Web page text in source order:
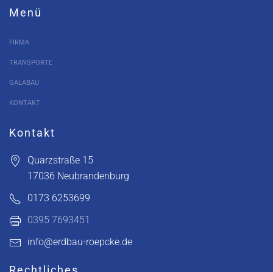
Menü
FIRMA
TRANSPORTE
GALABAU
KONTAKT
Kontakt
Quarzstraße 15
17036 Neubrandenburg
0173 6253699
0395 7693451
info@erdbau-roepcke.de